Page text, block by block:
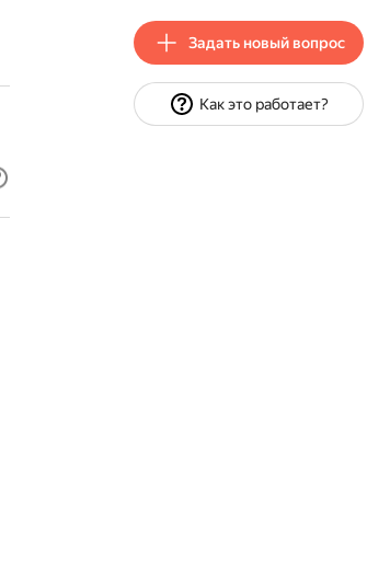
Задать новый вопрос
Как это работает?